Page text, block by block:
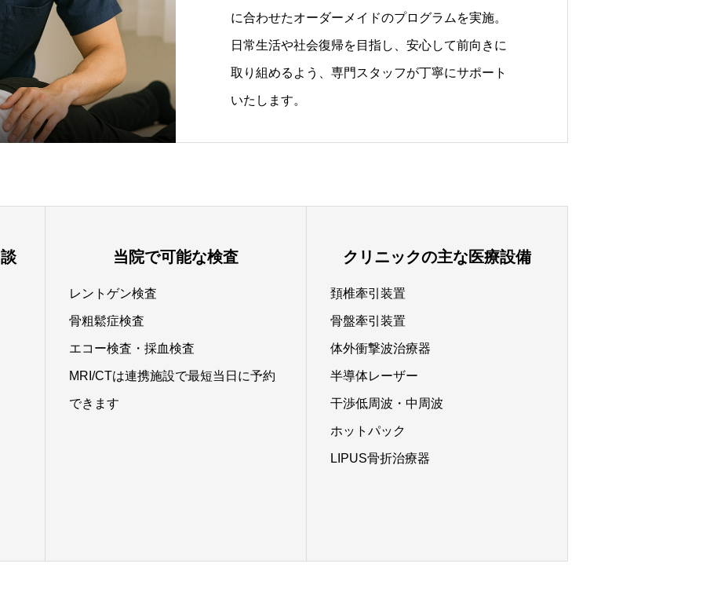
に合わせたオーダーメイドのプログラムを実施。
日常生活や社会復帰を目指し、安心して前向きに
取り組めるよう、専門スタッフが丁寧にサポート
いたします。
当院で可能な検査
レントゲン検査
骨粗鬆症検査
エコー検査・採血検査
MRI/CTは連携施設で最短当日に予約
できます
クリニックの主な医療設備
頚椎牽引装置
骨盤牽引装置
体外衝撃波治療器
半導体レーザー
干渉低周波・中周波
ホットパック
LIPUS骨折治療器